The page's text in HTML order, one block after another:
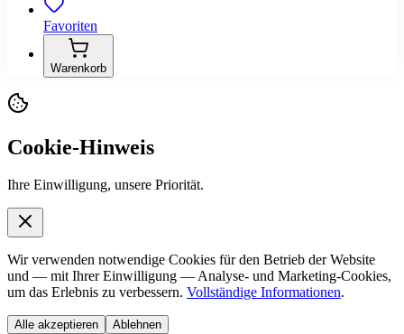
Favoriten
Warenkorb
Cookie-Hinweis
Ihre Einwilligung, unsere Priorität.
Wir verwenden notwendige Cookies für den Betrieb der Website
und — mit Ihrer Einwilligung — Analyse- und Marketing-Cookies,
um das Erlebnis zu verbessern. Vollständige Informationen.
Alle akzeptieren
Ablehnen